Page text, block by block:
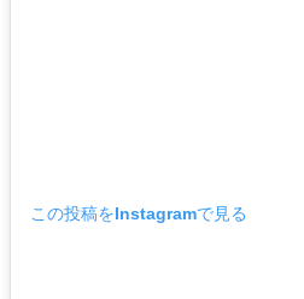
この投稿をInstagramで見る